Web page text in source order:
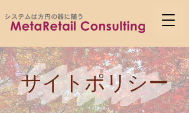
​サイトポリシー